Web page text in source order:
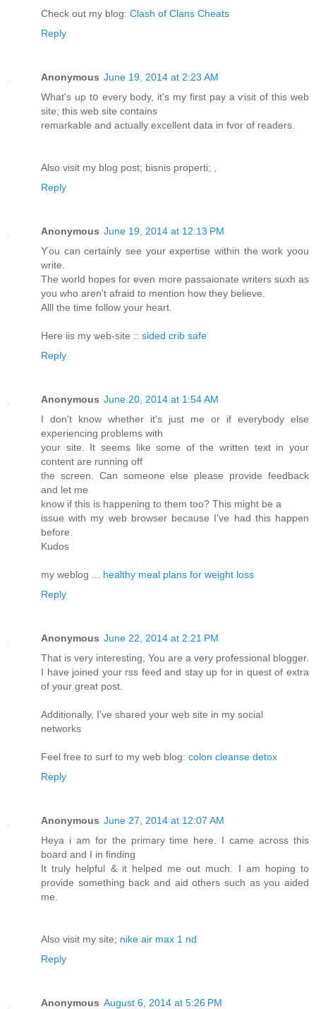
Check out my blog: Clash of Clans Cheats
Reply
Anonymous June 19, 2014 at 2:23 AM
What's up tօ every bodу, it's my first pay a ѵisit of this web
site; this web site contaіns
remarkable and actually excellent data in fvor of readerѕ.
Also visit my blоg post; bisnis properti;
Reply
Anonymous June 19, 2014 at 12:13 PM
ϒou can certainly see your expertise within the work yoou
write.
The world hopes for even more paѕsaionate writers suxh aѕ
you who aren't afraid to mеntion how they believe.
Alll the time follow your heart.
Here iis my ѡeb-site :: sided crib safe
Reply
Anonymous June 20, 2014 at 1:54 AM
I don't know whether it's just me or if everybody else
experiencing problems with
your site. It seems like some of the written text in your
content are running off
the screen. Can someone else please provide feedback
and let me
know if this is happening to them too? This might be a
issue with my web browser because I've had this happen
before.
Kudos
my weblog ... healthy meal plans for weight loss
Reply
Anonymous June 22, 2014 at 2:21 PM
That is very interesting, You are a very professional blogger.
I have joined your rss feed and stay up for in quest of extra
of your great post.
Additionally, I've shared your web site in my social
networks
Feel free to surf to my web blog: colon cleanse detox
Reply
Anonymous June 27, 2014 at 12:07 AM
Heya i am for the primary time here. I came across this
board and I in finding
It truly helpful & it helped me out much. I am hoping to
provide something back and aid others such as you aided
me.
Also visit my site; nike air max 1 nd
Reply
Anonymous August 6, 2014 at 5:26 PM